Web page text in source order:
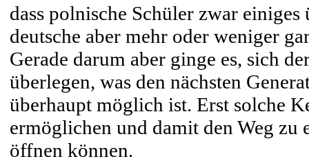
dass polnische Schüler zwar
deutsche aber mehr oder weniger
Gerade darum aber ginge es, sich
überlegen, was den nächsten
überhaupt möglich ist. Erst solche
ermöglichen und damit den Weg zu
öffnen können.